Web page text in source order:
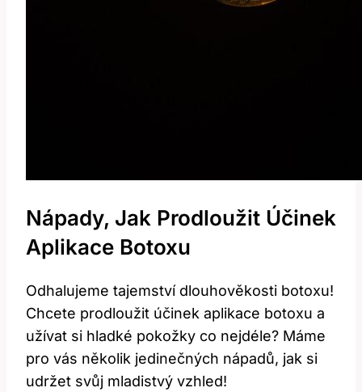
Nápady, Jak Prodloužit Účinek
Aplikace Botoxu
Odhalujeme tajemství dlouhověkosti botoxu!
Chcete prodloužit účinek aplikace botoxu a
užívat si hladké pokožky co nejdéle? Máme
pro vás několik jedinečných nápadů, jak si
udržet svůj mladistvý vzhled!